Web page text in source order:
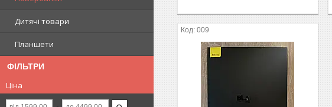
Дитячі товари
Планшети
ФІЛЬТРИ
Ціна
009